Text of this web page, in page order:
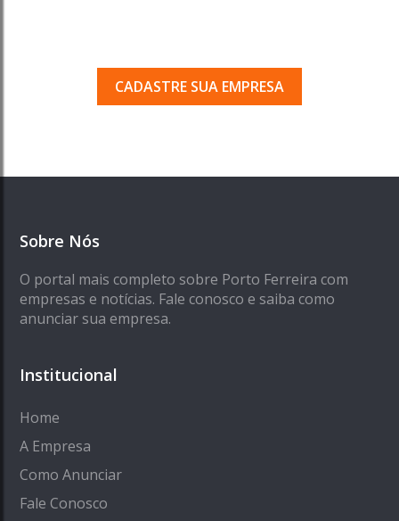
CADASTRE SUA EMPRESA
Sobre Nós
O portal mais completo sobre Porto Ferreira com
empresas e notícias. Fale conosco e saiba como
anunciar sua empresa.
Institucional
Home
A Empresa
Como Anunciar
Fale Conosco